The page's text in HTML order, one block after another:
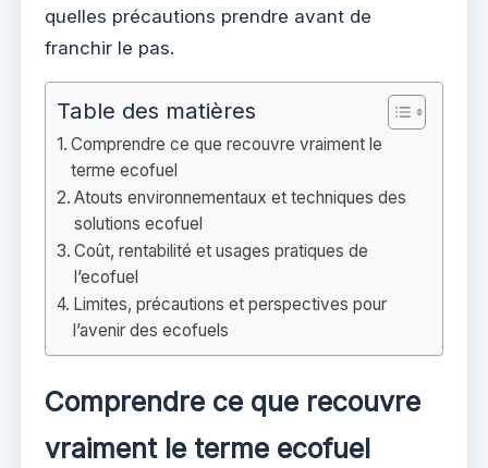
quelles précautions prendre avant de
franchir le pas.
Table des matières
Comprendre ce que recouvre vraiment le
terme ecofuel
Atouts environnementaux et techniques des
solutions ecofuel
Coût, rentabilité et usages pratiques de
l’ecofuel
Limites, précautions et perspectives pour
l’avenir des ecofuels
Comprendre ce que recouvre
vraiment le terme ecofuel